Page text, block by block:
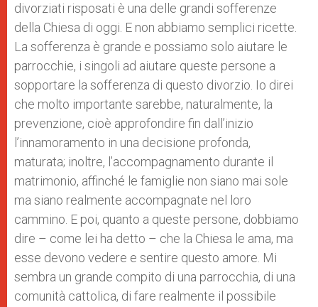
divorziati risposati è una delle grandi sofferenze
della Chiesa di oggi. E non abbiamo semplici ricette.
La sofferenza è grande e possiamo solo aiutare le
parrocchie, i singoli ad aiutare queste persone a
sopportare la sofferenza di questo divorzio. Io direi
che molto importante sarebbe, naturalmente, la
prevenzione, cioè approfondire fin dall’inizio
l’innamoramento in una decisione profonda,
maturata; inoltre, l’accompagnamento durante il
matrimonio, affinché le famiglie non siano mai sole
ma siano realmente accompagnate nel loro
cammino. E poi, quanto a queste persone, dobbiamo
dire – come lei ha detto – che la Chiesa le ama, ma
esse devono vedere e sentire questo amore. Mi
sembra un grande compito di una parrocchia, di una
comunità cattolica, di fare realmente il possibile